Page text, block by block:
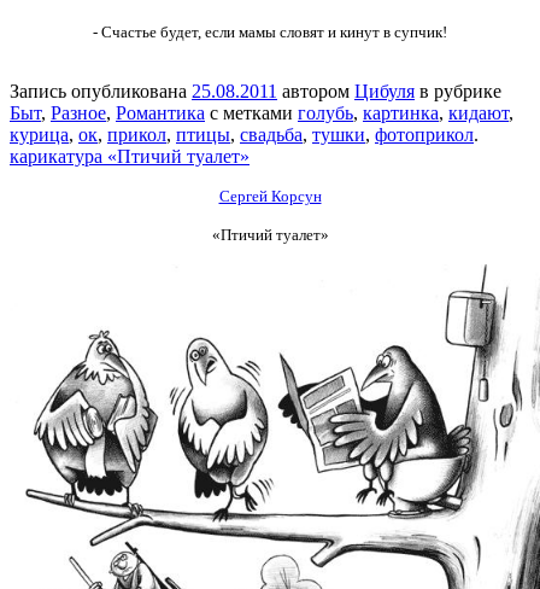
- Счастье будет, если мамы словят и кинут в супчик!
Запись опубликована 25.08.2011 автором Цибуля в рубрике
Быт, Разное, Романтика с метками голубь, картинка, кидают,
курица, ок, прикол, птицы, свадьба, тушки, фотоприкол.
карикатура «Птичий туалет»
Сергей Корсун
«Птичий туалет»